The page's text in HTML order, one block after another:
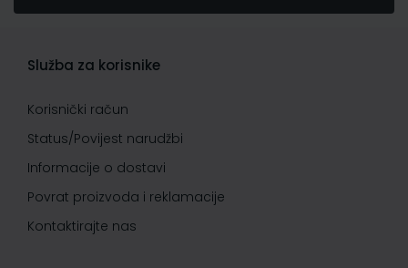
Služba za korisnike
Korisnički račun
Status/Povijest narudžbi
Informacije o dostavi
Povrat proizvoda i reklamacije
Kontaktirajte nas